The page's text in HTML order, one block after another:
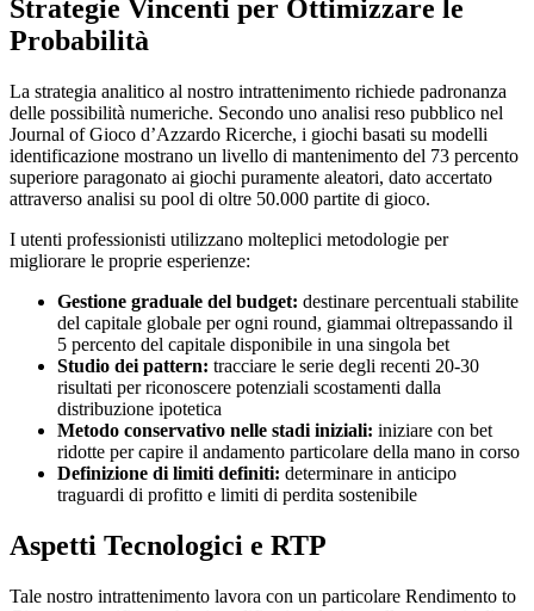
Strategie Vincenti per Ottimizzare le
Probabilità
La strategia analitico al nostro intrattenimento richiede padronanza
delle possibilità numeriche. Secondo uno analisi reso pubblico nel
Journal of Gioco d’Azzardo Ricerche, i giochi basati su modelli
identificazione mostrano un livello di mantenimento del 73 percento
superiore paragonato ai giochi puramente aleatori, dato accertato
attraverso analisi su pool di oltre 50.000 partite di gioco.
I utenti professionisti utilizzano molteplici metodologie per
migliorare le proprie esperienze:
Gestione graduale del budget: destinare percentuali stabilite
del capitale globale per ogni round, giammai oltrepassando il
5 percento del capitale disponibile in una singola bet
Studio dei pattern: tracciare le serie degli recenti 20-30
risultati per riconoscere potenziali scostamenti dalla
distribuzione ipotetica
Metodo conservativo nelle stadi iniziali: iniziare con bet
ridotte per capire il andamento particolare della mano in corso
Definizione di limiti definiti: determinare in anticipo
traguardi di profitto e limiti di perdita sostenibile
Aspetti Tecnologici e RTP
Tale nostro intrattenimento lavora con un particolare Rendimento to